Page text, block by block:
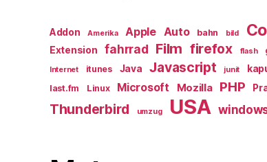
Addon Amerika Apple Auto bahn bild
Extension fahrrad Film firefox flash
Internet itunes Java Javascript junit
last.fm Linux Microsoft Mozilla PHP
Thunderbird umzug USA